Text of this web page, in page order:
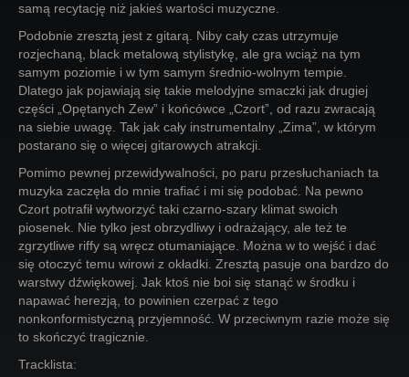
samą recytację niż jakieś wartości muzyczne.
Podobnie zresztą jest z gitarą. Niby cały czas utrzymuje
rozjechaną, black metalową stylistykę, ale gra wciąż na tym
samym poziomie i w tym samym średnio-wolnym tempie.
Dlatego jak pojawiają się takie melodyjne smaczki jak drugiej
części „Opętanych Zew” i końcówce „Czort”, od razu zwracają
na siebie uwagę. Tak jak cały instrumentalny „Zima”, w którym
postarano się o więcej gitarowych atrakcji.
Pomimo pewnej przewidywalności, po paru przesłuchaniach ta
muzyka zaczęła do mnie trafiać i mi się podobać. Na pewno
Czort potrafił wytworzyć taki czarno-szary klimat swoich
piosenek. Nie tylko jest obrzydliwy i odrażający, ale też te
zgrzytliwe riffy są wręcz otumaniające. Można w to wejść i dać
się otoczyć temu wirowi z okładki. Zresztą pasuje ona bardzo do
warstwy dźwiękowej. Jak ktoś nie boi się stanąć w środku i
napawać herezją, to powinien czerpać z tego
nonkonformistyczną przyjemność. W przeciwnym razie może się
to skończyć tragicznie.
Tracklista: